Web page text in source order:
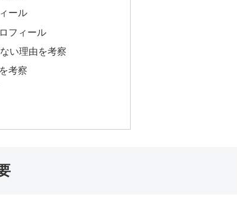
ール
フィール
い理由を考察
考察